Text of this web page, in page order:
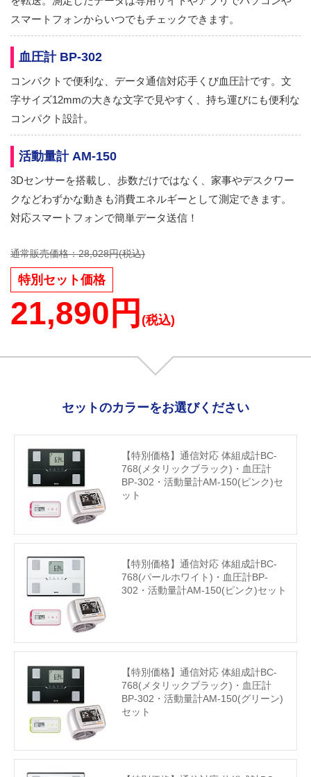
スマートフォンからいつでもチェックできます。
血圧計 BP-302
コンパクトで便利な、データ通信対応手くび血圧計です。文
字サイズ12mmの大きな文字で見やすく、持ち運びにも便利な
コンパクト設計。
活動量計 AM-150
3Dセンサーを搭載し、歩数だけではなく、家事やデスクワー
クなどわずかな動きも消費エネルギーとして測定できます。
対応スマートフォンで簡単データ送信！
通常販売価格：28,028円(税込)
特別セット価格
21,890円 (税込)
セットのカラーをお選びください
【特別価格】通信対応 体組成計BC-
768(メタリックブラック)・血圧計
BP-302・活動量計AM-150(ピンク)セ
ット
【特別価格】通信対応 体組成計BC-
768(パールホワイト)・血圧計BP-
302・活動量計AM-150(ピンク)セット
【特別価格】通信対応 体組成計BC-
768(メタリックブラック)・血圧計
BP-302・活動量計AM-150(グリーン)
セット